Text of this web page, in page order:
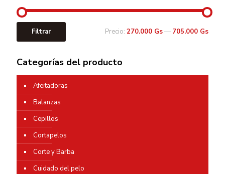
Filtrar Precio: 270.000 Gs— 705.000 Gs
Categorías del producto
Afeitadoras
Balanzas
Cepillos
Cortapelos
Corte y Barba
Cuidado del pelo